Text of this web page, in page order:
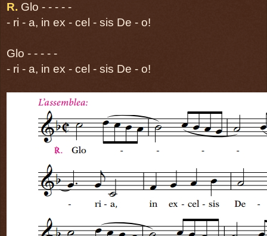
Prex Eucharistica I seu
página 45-55
RITUS COMMUNIONIS
página 57
Agnus Dei
(Cum iubilo)
Antiphona ad
R. Glo - - - - -
- ri - a, in ex - cel - sis De - o!
Glo - - - - -
- ri - a, in ex - cel - sis De - o!